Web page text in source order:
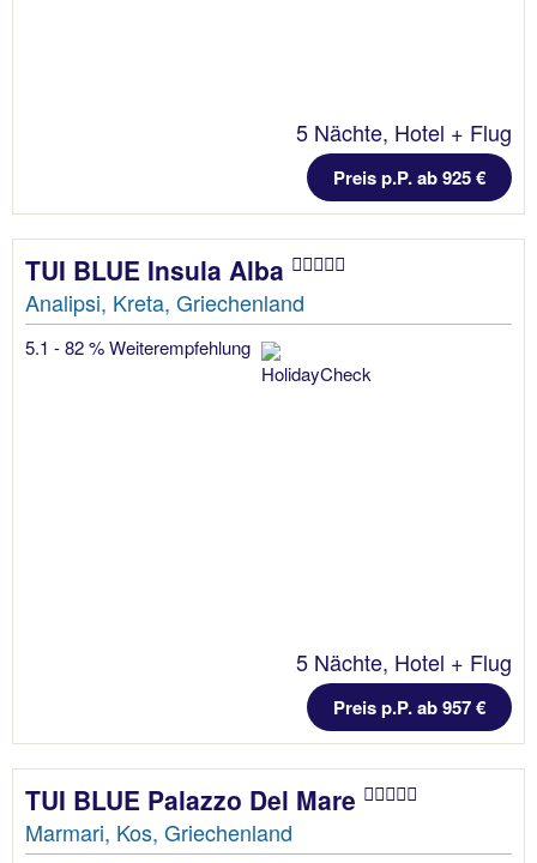
5 Nächte, Hotel + Flug
Preis p.P. ab 925 €
TUI BLUE Insula Alba
Analipsi, Kreta, Griechenland
5.1 - 82 % Weiterempfehlung
5 Nächte, Hotel + Flug
Preis p.P. ab 957 €
TUI BLUE Palazzo Del Mare
Marmari, Kos, Griechenland